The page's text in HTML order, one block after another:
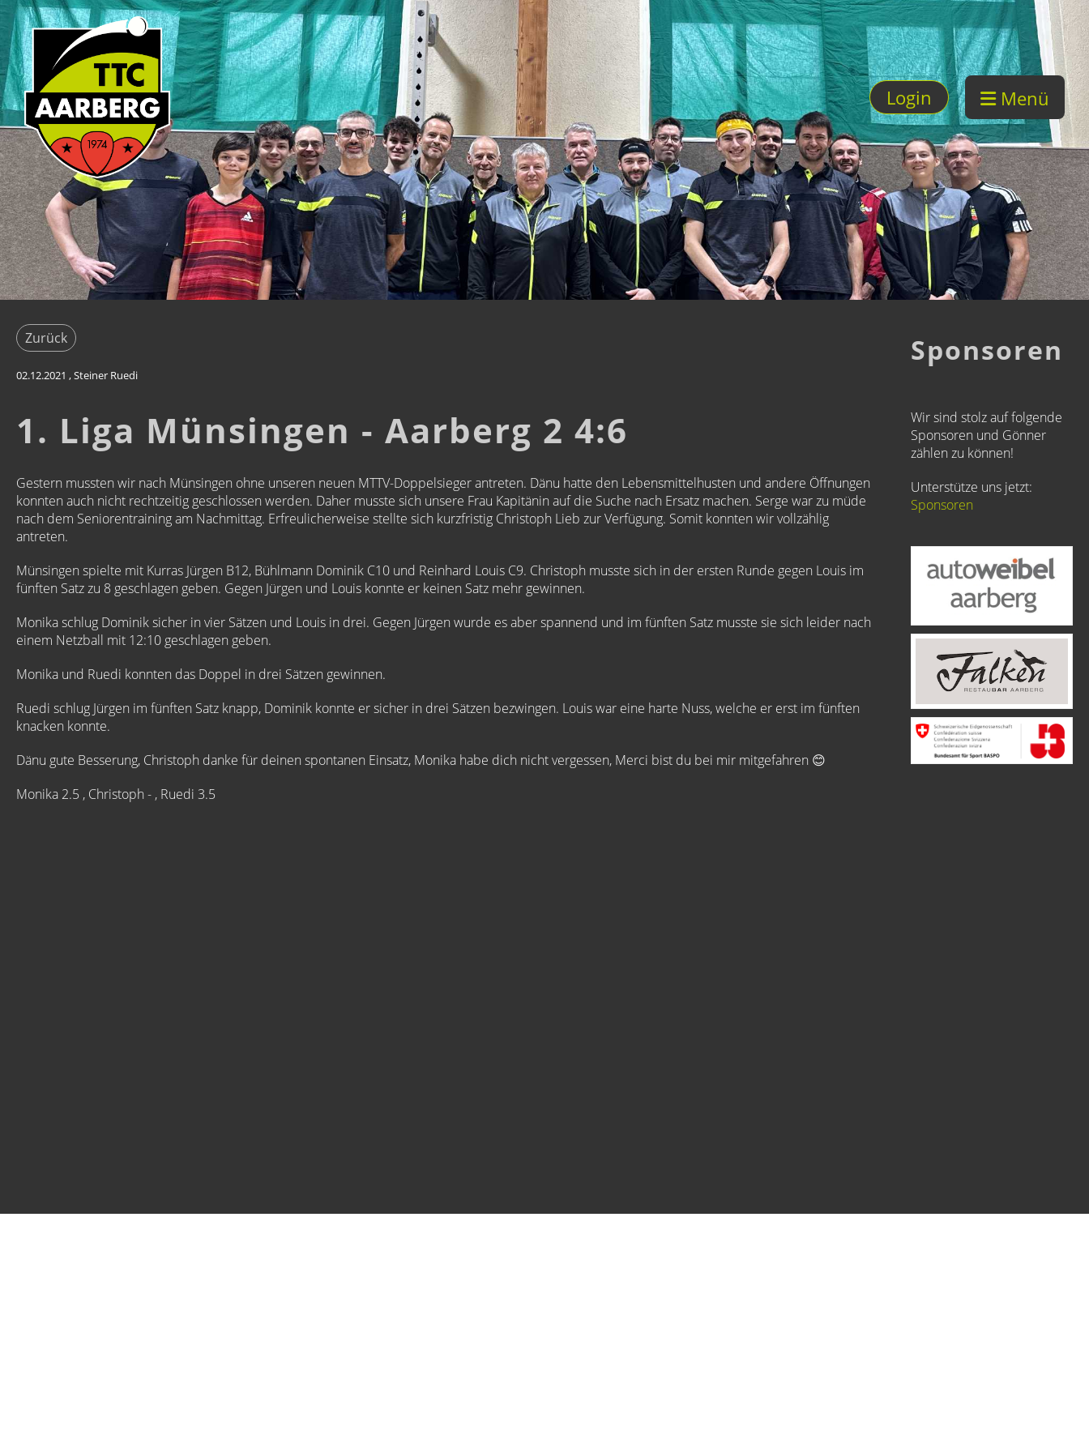
Login Menü
Zurück
02.12.2021 , Steiner Ruedi
1. Liga Münsingen - Aarberg 2 4:6
Gestern mussten wir nach Münsingen ohne unseren neuen MTTV-Doppelsieger antreten. Dänu hatte den Lebensmittelhusten und andere Öffnungen
konnten auch nicht rechtzeitig geschlossen werden. Daher musste sich unsere Frau Kapitänin auf die Suche nach Ersatz machen. Serge war zu müde
nach dem Seniorentraining am Nachmittag. Erfreulicherweise stellte sich kurzfristig Christoph Lieb zur Verfügung. Somit konnten wir vollzählig
antreten.
Münsingen spielte mit Kurras Jürgen B12, Bühlmann Dominik C10 und Reinhard Louis C9. Christoph musste sich in der ersten Runde gegen Louis im
fünften Satz zu 8 geschlagen geben. Gegen Jürgen und Louis konnte er keinen Satz mehr gewinnen.
Monika schlug Dominik sicher in vier Sätzen und Louis in drei. Gegen Jürgen wurde es aber spannend und im fünften Satz musste sie sich leider nach
einem Netzball mit 12:10 geschlagen geben.
Monika und Ruedi konnten das Doppel in drei Sätzen gewinnen.
Ruedi schlug Jürgen im fünften Satz knapp, Dominik konnte er sicher in drei Sätzen bezwingen. Louis war eine harte Nuss, welche er erst im fünften
knacken konnte.
Dänu gute Besserung, Christoph danke für deinen spontanen Einsatz, Monika habe dich nicht vergessen, Merci bist du bei mir mitgefahren 😊
Monika 2.5 , Christoph - , Ruedi 3.5
Sponsoren
Wir sind stolz auf folgende
Sponsoren und Gönner
zählen zu können!
Unterstütze uns jetzt:
Sponsoren